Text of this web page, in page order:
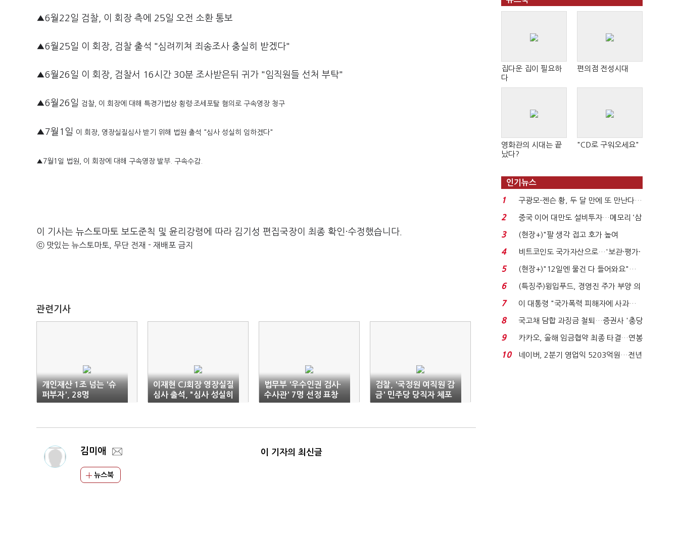
▲6월22일 검찰, 이 회장 측에 25일 오전 소환 통보
▲6월25일 이 회장, 검찰 출석 "심려끼쳐 죄송조사 충실히 받겠다"
▲6월26일 이 회장, 검찰서 16시간 30분 조사받은뒤 귀가 "임직원들 선처 부탁"
▲6월26일 검찰, 이 회장에 대해 특경가법상 횡령·조세포탈 혐의로 구속영장 청구
▲7월1일 이 회장, 영장실질심사 받기 위해 법원 출석 "심사 성실히 임하겠다"
▲7월1일 법원, 이 회장에 대해 구속영장 발부. 구속수감.
이 기사는 뉴스토마토 보도준칙 및 윤리강령에 따라 김기성 편집국장이 최종 확인·수정했습니다.
ⓒ 맛있는 뉴스토마토, 무단 전재 - 재배포 금지
관련기사
개인재산 1조 넘는 '슈
퍼부자', 28명
이재현 CJ회장 영장실질
심사 출석, "심사 성실히
임하겠다"
법무부 '우수인권 검사·
수사관' 7명 선정 표창
검찰, '국정원 여직원 감
금' 민주당 당직자 체포
김미애
뉴스북
이 기자의 최신글
집다운 집이 필요하
다
편의점 전성시대
영화관의 시대는 끝
났다?
"CD로 구워오세요"
인기뉴스
1
구광모-젠슨 황, 두 달 만에 또 만난다…
로봇·AI 등 논...
2
중국 이어 대만도 설비투자…메모리 ‘삼
국전쟁’
3
(현장+)"팔 생각 접고 호가 높여
요"…'덜 똘똘한 한 채' 20...
4
비트코인도 국가자산으로…'보관·평가·
처분' 기준은 ...
5
(현장+)"12일엔 물건 다 들어와요"…
빈 매대 채우며 문 연 ...
6
(특징주)윙입푸드, 경영진 주가 부양 의
지에 상한가...
7
이 대통령 "국가폭력 피해자에 사과…
적극적 조사로 진...
8
국고채 담합 과징금 철퇴…증권사 '충당
금 폭탄' 우려...
9
카카오, 올해 임금협약 최종 타결…연봉
6.3% 인상·격려...
10
네이버, 2분기 영업익 5203억원…전년